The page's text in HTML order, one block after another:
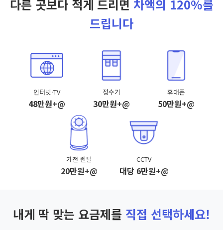
다른 곳보다 적게 드리면 차액의 120%를
드립니다
인터넷·TV
48만원+@
정수기
30만원+@
휴대폰
50만원+@
가전 렌탈
20만원+@
CCTV
대당 6만원+@
내게 딱 맞는 요금제를 직접 선택하세요!